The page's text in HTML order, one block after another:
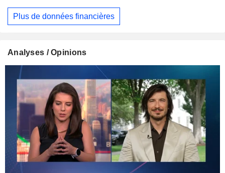
Plus de données financières
Analyses / Opinions